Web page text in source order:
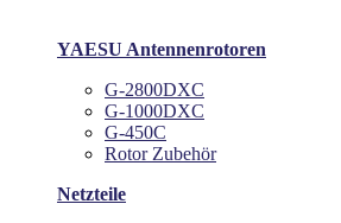
YAESU Antennenrotoren
G-2800DXC
G-1000DXC
G-450C
Rotor Zubehör
Netzteile